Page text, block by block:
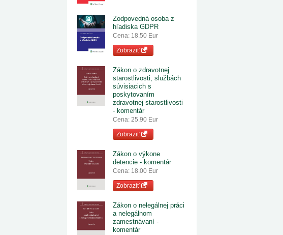
Zodpovedná osoba z
hľadiska GDPR
Cena: 18.50 Eur
Zobraziť
Zákon o zdravotnej
starostlivosti, službách
súvisiacich s
poskytovaním
zdravotnej starostlivosti
- komentár
Cena: 25.90 Eur
Zobraziť
Zákon o výkone
detencie - komentár
Cena: 18.00 Eur
Zobraziť
Zákon o nelegálnej práci
a nelegálnom
zamestnávaní -
komentár